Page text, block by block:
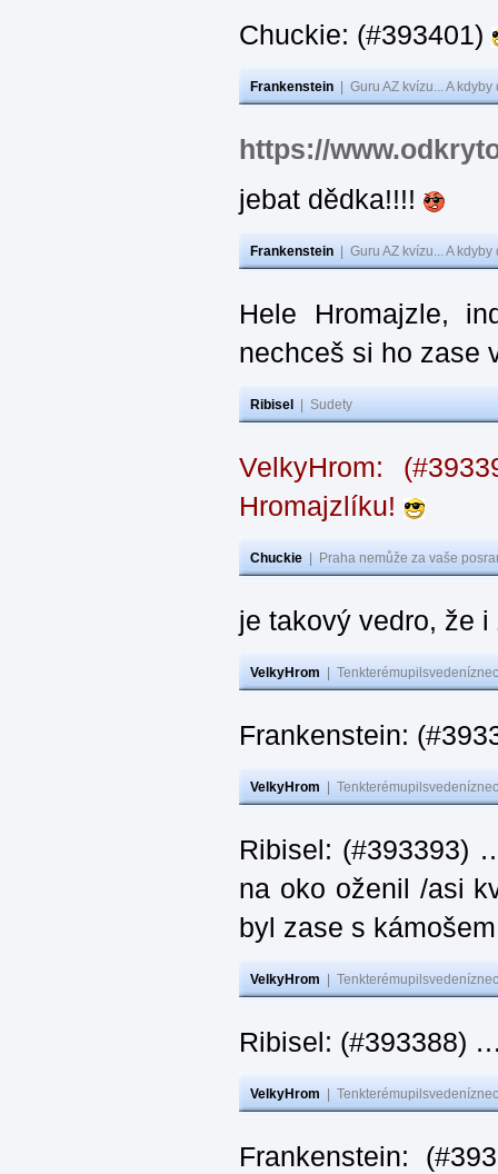
Chuckie: (#393401)
Frankenstein Guru AZ kvízu... A
https://
jebat dědka!!!!
Frankenstein Guru AZ kvízu... A
Hele Hromajzle,
nechceš si ho zase
Ribisel Sudety
VelkyHrom:
Hromajzlíku!
Chuckie Praha nemůže za vaše
je takový vedro, že
VelkyHrom
Frankenstein:
VelkyHrom
Ribisel: (#393393)
na oko oženil /asi
byl zase s
VelkyHrom
Ribisel: (#393388)
VelkyHrom
Frankenstein: